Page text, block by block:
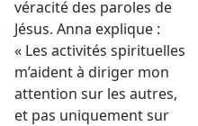
véracité des paroles de
Jésus. Anna explique :
« Les activités spirituelles
m’aident à diriger mon
attention sur les autres,
et pas uniquement sur